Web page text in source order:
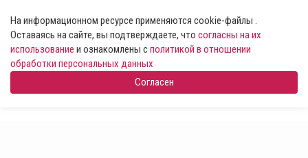
На информационном ресурсе применяются cookie-файлы .
Оставаясь на сайте, вы подтверждаете, что согласны на их
использование и ознакомлены сполитикой в отношении
обработки персональных данных
Согласен